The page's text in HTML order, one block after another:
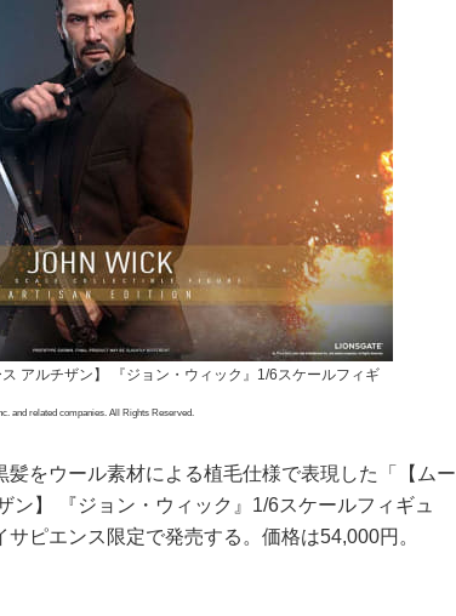
ス アルチザン】 『ジョン・ウィック』1/6スケールフィギ
and related companies. All Rights Reserved.
髪をウール素材による植毛仕様で表現した「【ムー
ン】 『ジョン・ウィック』1/6スケールフィギュ
ピエンス限定で発売する。価格は54,000円。